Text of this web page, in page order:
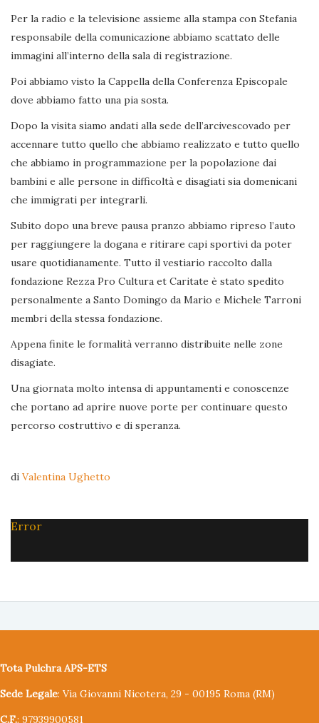
Per la radio e la televisione assieme alla stampa con Stefania
responsabile della comunicazione abbiamo scattato delle
immagini all’interno della sala di registrazione.
Poi abbiamo visto la Cappella della Conferenza Episcopale
dove abbiamo fatto una pia sosta.
Dopo la visita siamo andati alla sede dell’arcivescovado per
accennare tutto quello che abbiamo realizzato e tutto quello
che abbiamo in programmazione per la popolazione dai
bambini e alle persone in difficoltà e disagiati sia domenicani
che immigrati per integrarli.
Subito dopo una breve pausa pranzo abbiamo ripreso l’auto
per raggiungere la dogana e ritirare capi sportivi da poter
usare quotidianamente. Tutto il vestiario raccolto dalla
fondazione Rezza Pro Cultura et Caritate è stato spedito
personalmente a Santo Domingo da Mario e Michele Tarroni
membri della stessa fondazione.
Appena finite le formalità verranno distribuite nelle zone
disagiate.
Una giornata molto intensa di appuntamenti e conoscenze
che portano ad aprire nuove porte per continuare questo
percorso costruttivo e di speranza.
di Valentina Ughetto
Error
Tota Pulchra APS-ETS
Sede Legale: Via Giovanni Nicotera, 29 - 00195 Roma (RM)
C.F.: 97939900581